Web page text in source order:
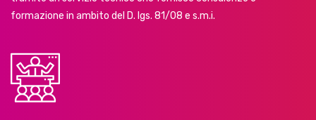
formazione in ambito del D. lgs. 81/08 e s.m.i.